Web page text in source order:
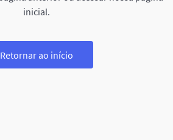
inicial.
Retornar ao início